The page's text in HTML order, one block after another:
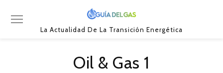
La Actualidad De La Transición Energética
Oil & Gas 1